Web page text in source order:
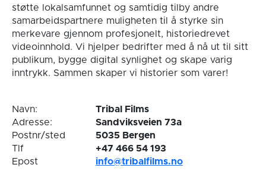
støtte lokalsamfunnet og samtidig tilby andre
samarbeidspartnere muligheten til å styrke sin
merkevare gjennom profesjonelt, historiedrevet
videoinnhold. Vi hjelper bedrifter med å nå ut til sitt
publikum, bygge digital synlighet og skape varig
inntrykk. Sammen skaper vi historier som varer!
Navn:
Tribal Films
Adresse:
Sandviksveien 73a
Postnr/sted
5035 Bergen
Tlf
+47 466 54 193
Epost
info@tribalfilms.no